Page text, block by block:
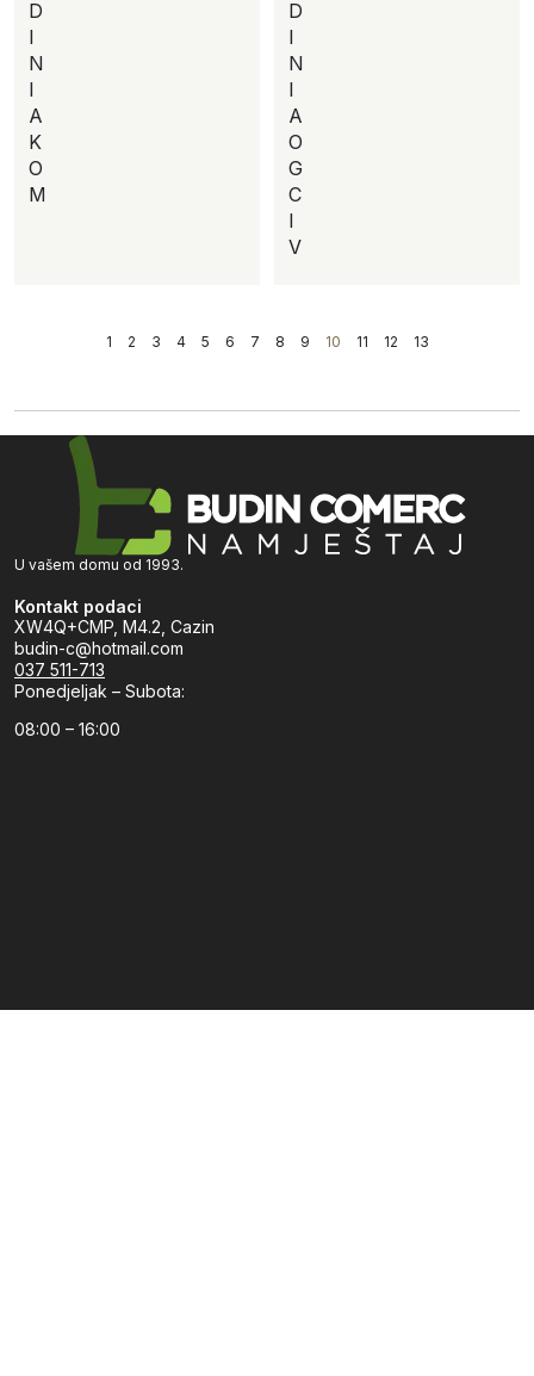
D
I
N
I
A
K
O
M
D
I
N
I
A
O
G
C
I
V
1 2 3 4 5 6 7 8 9 10 11 12 13
U vašem domu od 1993.
Kontakt podaci
XW4Q+CMP, M4.2, Cazin
budin-c@hotmail.com
037 511-713
Ponedjeljak – Subota:
08:00 – 16:00